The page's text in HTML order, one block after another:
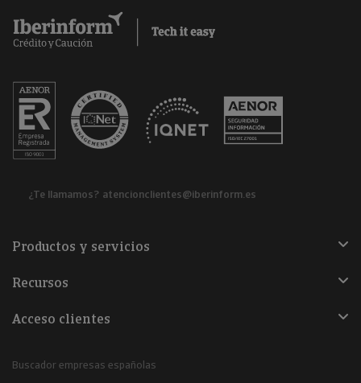
¿Te llamamos? atencionclientes@iberinform.es
Productos y servicios
Recursos
Acceso clientes
Buscador empresas españolas